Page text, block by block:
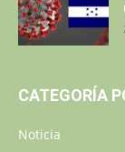
CATEGORÍA
Noticia